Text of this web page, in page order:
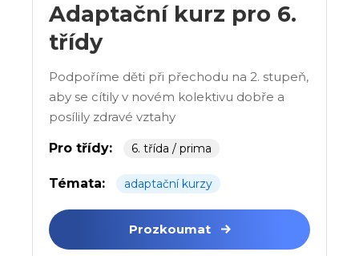
Adaptační kurz pro 6.
třídy
Podpoříme děti při přechodu na 2. stupeň,
aby se cítily v novém kolektivu dobře a
posílily zdravé vztahy
Pro třídy: 6. třída / prima
Témata: adaptační kurzy
Prozkoumat